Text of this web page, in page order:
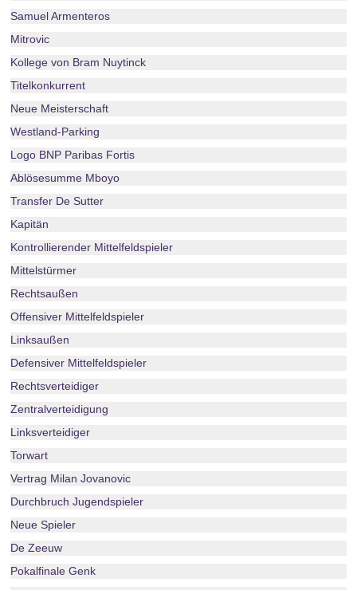
Samuel Armenteros
Mitrovic
Kollege von Bram Nuytinck
Titelkonkurrent
Neue Meisterschaft
Westland-Parking
Logo BNP Paribas Fortis
Ablösesumme Mboyo
Transfer De Sutter
Kapitän
Kontrollierender Mittelfeldspieler
Mittelstürmer
Rechtsaußen
Offensiver Mittelfeldspieler
Linksaußen
Defensiver Mittelfeldspieler
Rechtsverteidiger
Zentralverteidigung
Linksverteidiger
Torwart
Vertrag Milan Jovanovic
Durchbruch Jugendspieler
Neue Spieler
De Zeeuw
Pokalfinale Genk